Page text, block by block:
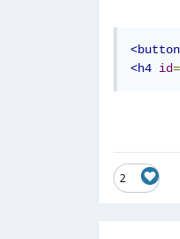
<button
<h4 id=
2